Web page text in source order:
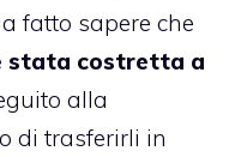
fatto sapere che
stata costretta a
alla
di trasferirli in